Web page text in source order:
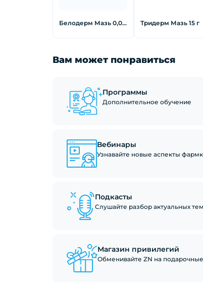
Белодерм Мазь 0,05 % 15 г Тридерм Мазь 15 г
Вам может понравиться
Программы
Дополнительное обучение
Вебинары
Узнавайте новые аспекты
Подкасты
Слушайте разбор актуальных
Магазин привилегий
Обменивайте ZN на